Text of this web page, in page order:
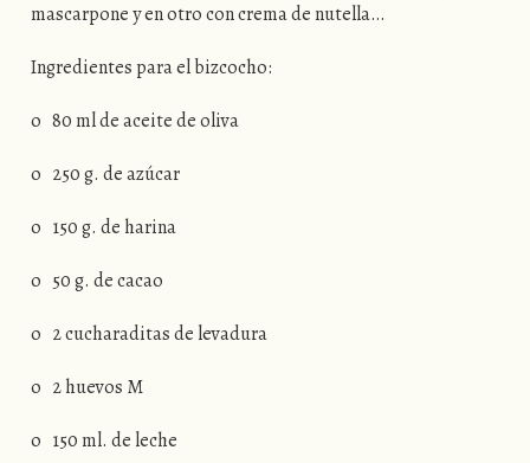
mascarpone y en otro con crema de nutella…
Ingredientes para el bizcocho:
o 80 ml de aceite de oliva
o 250 g. de azúcar
o 150 g. de harina
o 50 g. de cacao
o 2 cucharaditas de levadura
o 2 huevos M
o 150 ml. de leche